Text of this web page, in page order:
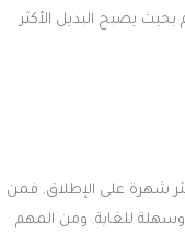
يصبح البديل الأكثر
شهرة على الإطلاق. فمن
للغاية. ومن المهم